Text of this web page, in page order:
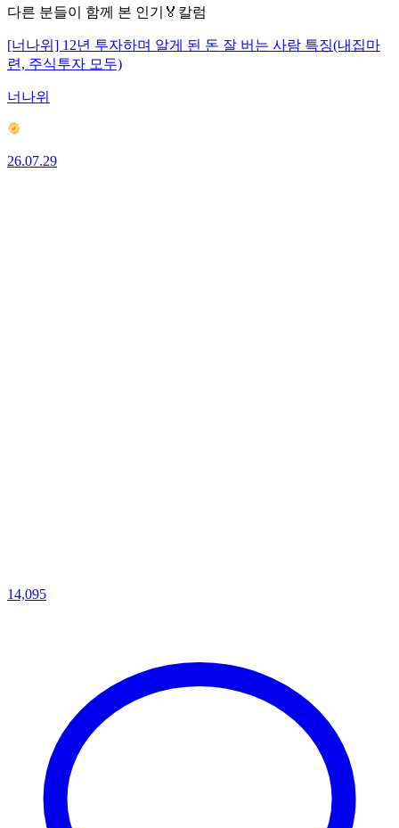
다른 분들이 함께 본 인기🏅칼럼
[너나위] 12년 투자하며 알게 된 돈 잘 버는 사람 특징(내집마
련, 주식투자 모두)
너나위
26.07.29
14,095